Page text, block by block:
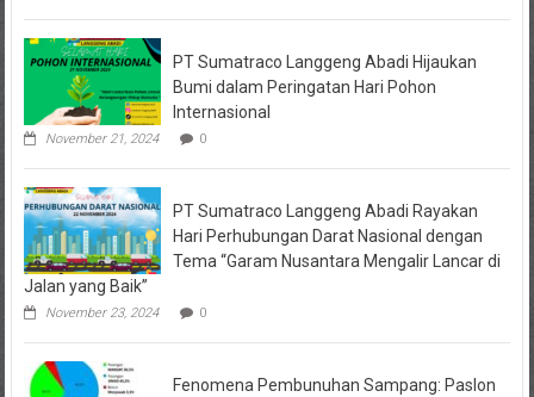
PT Sumatraco Langgeng Abadi Hijaukan
Bumi dalam Peringatan Hari Pohon
Internasional
November 21, 2024 0
PT Sumatraco Langgeng Abadi Rayakan
Hari Perhubungan Darat Nasional dengan
Tema “Garam Nusantara Mengalir Lancar di
Jalan yang Baik”
November 23, 2024 0
Fenomena Pembunuhan Sampang: Paslon